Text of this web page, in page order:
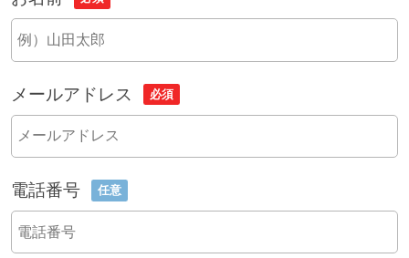
メールアドレス 必須
電話番号 任意